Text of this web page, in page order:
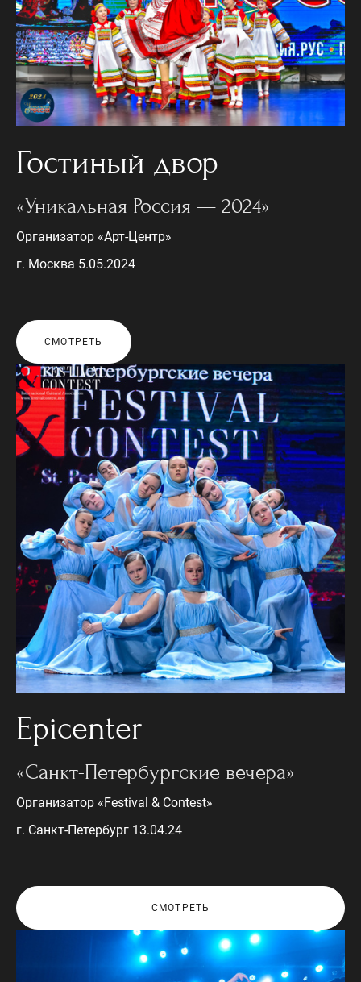
Гостиный двор
«Уникальная Россия — 2024»
Организатор «Арт-Центр»
г. Москва 5.05.2024
СМОТРЕТЬ
Epicenter
«Санкт-Петербургские вечера»
Организатор «Festival & Contest»
г. Санкт-Петербург 13.04.24
СМОТРЕТЬ